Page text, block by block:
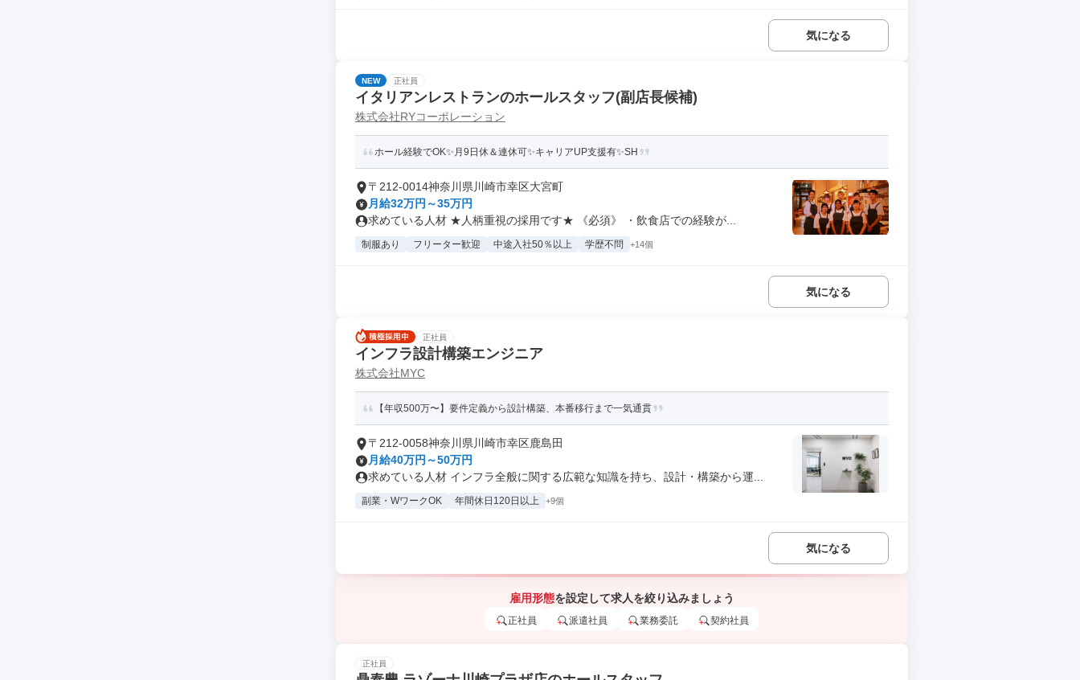
気になる
NEW 正社員
イタリアンレストランのホールスタッフ(副店長候補)
株式会社RYコーポレーション
ホール経験でOK✨月9日休＆連休可✨キャリアUP支援有✨SH
〒212-0014神奈川県川崎市幸区大宮町
月給32万円～35万円
求めている人材 ★人柄重視の採用です★ 《必須》 ・飲食店での経験が...
制服あり フリーター歓迎 中途入社50％以上 学歴不問 +14個
気になる
正社員
インフラ設計構築エンジニア
株式会社MYC
【年収500万〜】要件定義から設計構築、本番移行まで一気通貫
〒212-0058神奈川県川崎市幸区鹿島田
月給40万円～50万円
求めている人材 インフラ全般に関する広範な知識を持ち、設計・構築から運...
副業・WワークOK 年間休日120日以上 +9個
気になる
雇用形態を設定して求人を絞り込みましょう
正社員 派遣社員 業務委託 契約社員
正社員